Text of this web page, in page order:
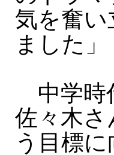
気を奮
ました」
中学時
佐々木
う目標